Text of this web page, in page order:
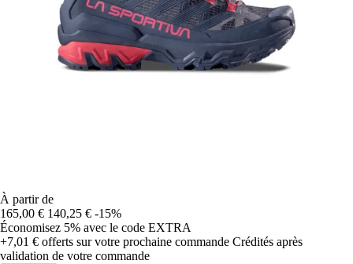
À partir de
165,00 € 140,25 € -15%
Économisez 5% avec le code EXTRA
+7,01 € offerts sur votre prochaine commande Crédités après
validation de votre commande